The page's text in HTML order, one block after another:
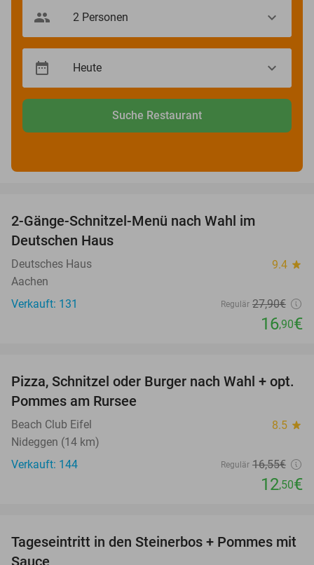
Suche Restaurant
2-Gänge-Schnitzel-Menü nach Wahl im
Deutschen Haus
Deutsches Haus 9.4 star
Aachen
Verkauft: 131
Regulär 27,90€
16,90€
24%
Pizza, Schnitzel oder Burger nach Wahl + opt.
Pommes am Rursee
Beach Club Eifel 8.5 star
Nideggen (14 km)
Verkauft: 144
Regulär 16,55€
12,50€
37%
Tageseintritt in den Steinerbos + Pommes mit
Sauce